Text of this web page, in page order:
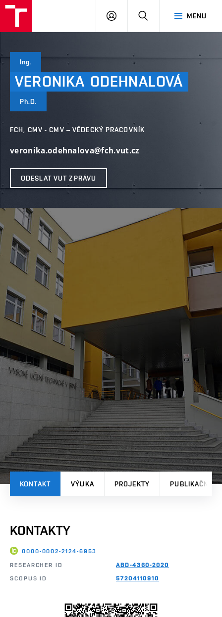
MENU
PŘIHLÁSIT
Ing.
VERONIKA ODEHNALOVÁ
Ph.D.
FCH, CMV - CMV – VĚDECKÝ PRACOVNÍK
veronika.odehnalova@fch.vut.cz
ODESLAT VUT ZPRÁVU
KONTAKT VÝUKA PROJEKTY PUBLIKAČNÍ
KONTAKTY
0000-0002-2124-6953
RESEARCHER ID
ABD-4360-2020
SCOPUS ID
57204110910